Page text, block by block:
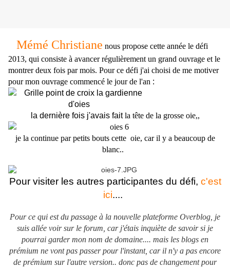
Mémé Christiane nous propose cette année le défi
2013, qui consiste à avancer régulièrement un grand ouvrage et le
montrer deux fois par mois. Pour ce défi j'ai choisi de me motiver
pour mon ouvrage commencé le jour de l'an :
la dernière fois j'avais faitla tête de la grosse oie,,
je la continue par petits bouts cette oie, car il y a beaucoup de
blanc..
Pour visiter les autres participantes du défi, c'est
ici....
Pour ce qui est du passage à la nouvelle plateforme Overblog, je
suis allée voir sur le forum, car j'étais inquiète de savoir si je
pourrai garder mon nom de domaine.... mais les blogs en
prémium ne vont pas passer pour l'instant, car il n'y a pas encore
de prémium sur l'autre version.. donc pas de changement pour